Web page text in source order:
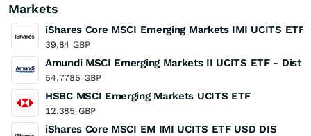
Markets
iShares Core MSCI Emerging Markets IMI UCITS ETF
39,84 GBP
Amundi MSCI Emerging Markets II UCITS ETF - Dist
54,7785 GBP
HSBC MSCI Emerging Markets UCITS ETF
12,385 GBP
iShares Core MSCI EM IMI UCITS ETF USD DIS